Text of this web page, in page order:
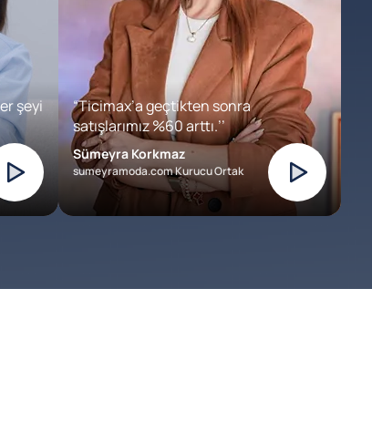
şeyi
“Ticimax’a geçtikten sonra
satışlarımız %60 arttı.’’
Sümeyra Korkmaz
sumeyramoda.com Kurucu Ortak